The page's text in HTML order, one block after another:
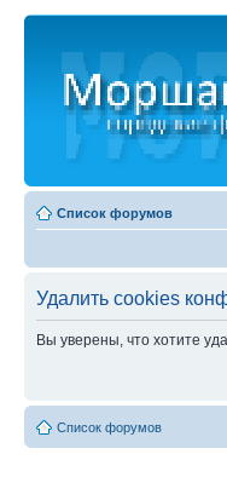
Список форумов
Удалить cookies
Вы уверены, что хотите
Список форумов